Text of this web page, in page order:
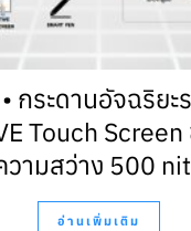
กระดานอัจฉริย
Touch
วามสว่าง 500
อ่านเพิ่มเติม